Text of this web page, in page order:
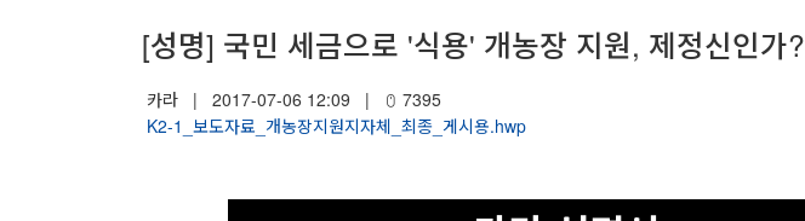
[성명] 국민 세금으로 '식용' 개농장 지원, 제정신인가?
카라 | 2017-07-06 12:09 |
7395
K2-1_보도자료_개농장지원지자체_최종_게시용.hwp